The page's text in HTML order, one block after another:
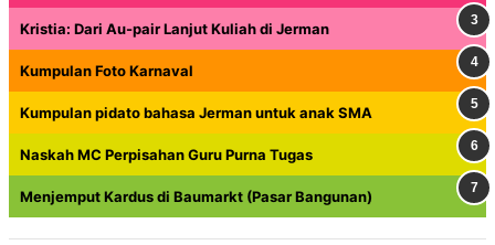
Kristia: Dari Au-pair Lanjut Kuliah di Jerman
Kumpulan Foto Karnaval
Kumpulan pidato bahasa Jerman untuk anak SMA
Naskah MC Perpisahan Guru Purna Tugas
Menjemput Kardus di Baumarkt (Pasar Bangunan)